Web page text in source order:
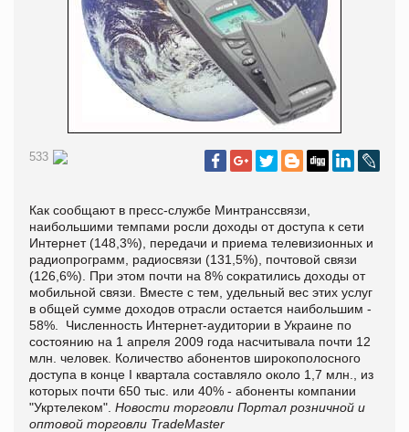
533
Как сообщают в пресс-службе Минтранссвязи,
наибольшими темпами росли доходы от доступа к сети
Интернет (148,3%), передачи и приема телевизионных и
радиопрограмм, радиосвязи (131,5%), почтовой связи
(126,6%). При этом почти на 8% сократились доходы от
мобильной связи. Вместе с тем, удельный вес этих услуг
в общей сумме доходов отрасли остается наибольшим -
58%. Численность Интернет-аудитории в Украине по
состоянию на 1 апреля 2009 года насчитывала почти 12
млн. человек. Количество абонентов широкополосного
доступа в конце І квартала составляло около 1,7 млн., из
которых почти 650 тыс. или 40% - абоненты компании
"Укртелеком". Новости торговли Портал розничной и
оптовой торговли TradeMaster